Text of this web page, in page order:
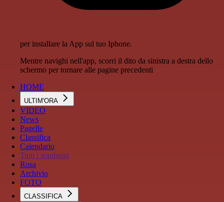
per installare la App sul tuo Iphone.
Mentre navighi nell'app, scorri il dito da sinistra a destra dello
schermo per tornare alle pagine precedenti
HOME
ULTIM'ORA
VIDEO
News
Pagelle
Classifica
Calendario
Tutti i sondaggi
Rosa
Archivio
FOTO
CLASSIFICA